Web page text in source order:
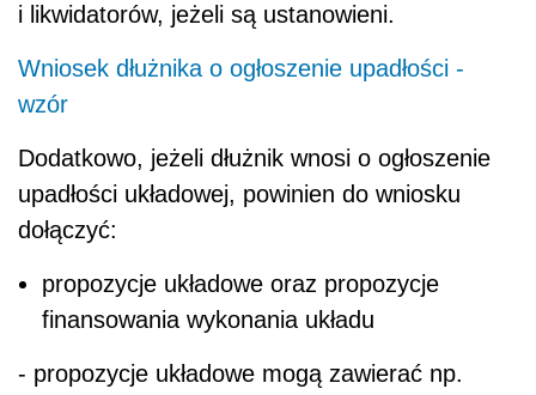
i likwidatorów, jeżeli są ustanowieni.
Wniosek dłużnika o ogłoszenie upadłości -
wzór
Dodatkowo, jeżeli dłużnik wnosi o ogłoszenie
upadłości układowej, powinien do wniosku
dołączyć:
propozycje układowe oraz propozycje
finansowania wykonania układu
- propozycje układowe mogą zawierać np.